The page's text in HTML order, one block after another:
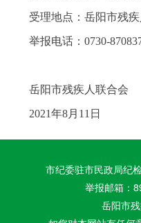
受理地点：岳阳市残疾
举报电话：0730-
岳阳市残疾人联合会
2021年8月11日
市纪委驻市民政局纪
举报邮箱：
岳阳市